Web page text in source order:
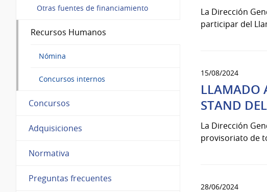
Otras fuentes de financiamiento
Recursos Humanos
Nómina
Concursos internos
Concursos
Adquisiciones
Normativa
Preguntas frecuentes
La Dirección
participar del
15/08/2024
LLAMADO
STAND
La Dirección
provisoriato de
28/06/2024